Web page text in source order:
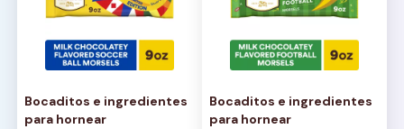
Bocaditos e ingredientes
para hornear
Bocaditos e ingredientes
para hornear